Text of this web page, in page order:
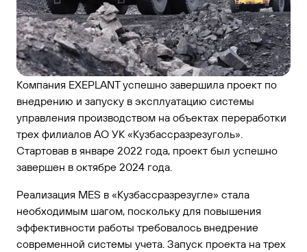
Компания EXEPLANT успешно завершила проект по
внедрению и запуску в эксплуатацию системы
управления производством на объектах переработки
трех филиалов АО УК «Кузбассразрезуголь».
Стартовав в январе 2022 года, проект был успешно
завершен в октябре 2024 года.
Реализация MES в «Кузбассразрезугле» стала
необходимым шагом, поскольку для повышения
эффективности работы требовалось внедрение
современной системы учета. Запуск проекта на трех